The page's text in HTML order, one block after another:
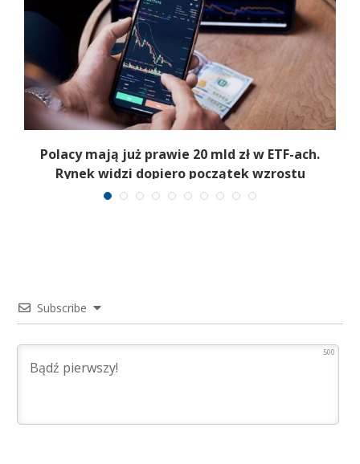
Polacy mają już prawie 20 mld zł w ETF-ach.
Rynek widzi dopiero początek wzrostu
Subscribe
500